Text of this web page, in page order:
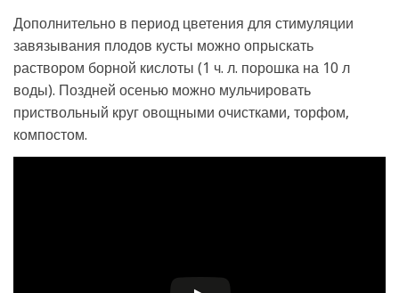
Дополнительно в период цветения для стимуляции
завязывания плодов кусты можно опрыскать
раствором борной кислоты (1 ч. л. порошка на 10 л
воды). Поздней осенью можно мульчировать
приствольный круг овощными очистками, торфом,
компостом.